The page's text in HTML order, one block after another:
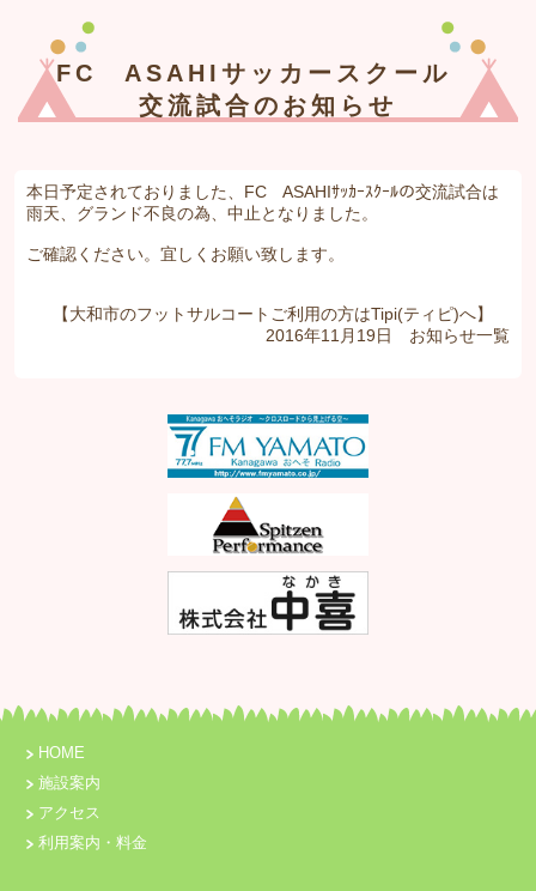
FC ASAHIサッカースクール
交流試合のお知らせ
本日予定されておりました、FC ASAHIｻｯｶｰｽｸｰﾙの交流試合は
雨天、グランド不良の為、中止となりました。
ご確認ください。宜しくお願い致します。
【大和市のフットサルコートご利用の方はTipi(ティピ)へ】
2016年11月19日 お知らせ一覧
HOME
施設案内
アクセス
利用案内・料金